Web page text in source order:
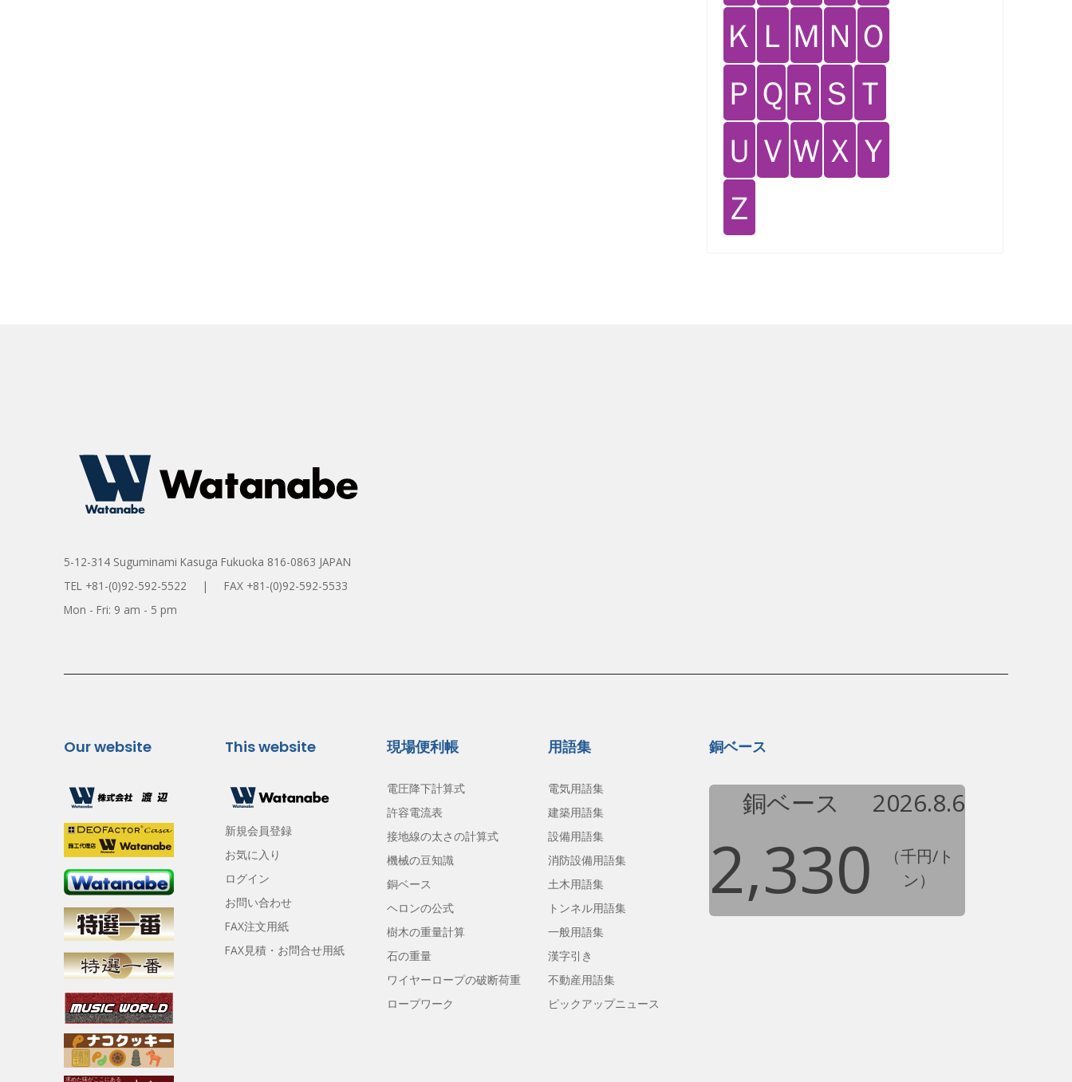
Ｋ Ｌ Ｍ Ｎ Ｏ
Ｐ Ｑ Ｒ Ｓ Ｔ
Ｕ Ｖ Ｗ Ｘ Ｙ
Ｚ
5-12-314 Suguminami Kasuga Fukuoka 816-0863 JAPAN
TEL +81-(0)92-592-5522 | FAX +81-(0)92-592-5533
Mon - Fri: 9 am - 5 pm
Our website This website
新規会員登録
お気に入り
ログイン
お問い合わせ
FAX注文用紙
FAX見積・お問合せ用紙
現場便利帳
電圧降下計算式
許容電流表
接地線の太さの計算式
機械の豆知識
銅ベース
ヘロンの公式
樹木の重量計算
石の重量
ワイヤーロープの破断荷重
ロープワーク
用語集
電気用語集
建築用語集
設備用語集
消防設備用語集
土木用語集
トンネル用語集
一般用語集
漢字引き
不動産用語集
ピックアップニュース
銅ベース
銅ベース 2026.8.6
2,330
（千円/ト
ン）